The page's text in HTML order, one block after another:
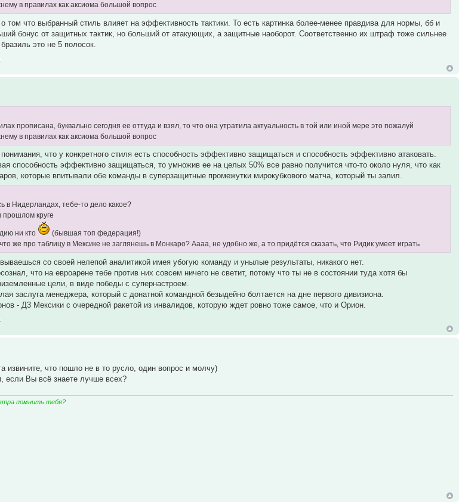
в правилах как аксиома большой вопрос
том что выбранный стиль влияет на эффективность тактики. То есть картинка более-менее правдива для нормы, бб и
бонус от защитных тактик, но больший от атакующих, а защитные наоборот. Соответственно их штраф тоже сильнее
это не 5 полосок.
прописана, буквально сегодня ее оттуда и взял, то что она утратила актуальность в той или иной мере это пожалуй
в правилах как аксиома большой вопрос
что у конкретного стиля есть способность эффективно защищаться и способность эффективно атаковать.
способность эффективно защищаться, то умножив ее на целых 50% все равно получится что-то около нуля, что как
которые впитывали обе команды в суперзащитные промежутки мирокубкового матча, который ты залил.
в Нидерландах, тебе-то дело какое?
прошлом круге
ни кто
(бывшая топ федерация!)
же про таблицу в Мексике не заглянешь в Монкаро? Аааа, не удобно же, а то придётся сказать, что Ридик умеет играть
со своей нелепой аналитикой имея убогую команду и унылые результаты, никакого нет.
что на евроарене тебе против них совсем ничего не светит, потому что ты не в состоянии туда хотя бы
цели, в виде победы с супернастроем.
заслуга менеджера, который с донатной командной безыдейно болтается на дне первого дивизиона.
- Д3 Мексики с очередной ракетой из инвалидов, которую ждет ровно тоже самое, что и Орион.
извините, что пошло не в то русло, один вопрос и молчу)
если Вы всё знаете лучше всех?
помнить тебя?